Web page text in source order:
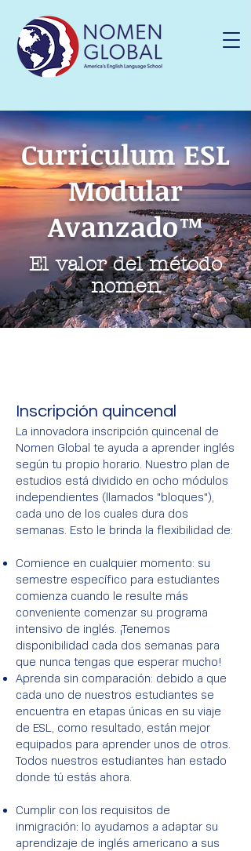
Curriculum ESL
Modular
Avanzado™
El valor del método
nomen
Inscripción quincenal
La innovadora inscripción quincenal de
Nomen Global te ayuda a aprender inglés
según tu propio horario. Nuestro plan de
estudios está dividido en ocho módulos
independientes (llamados "bloques"),
cada uno de los cuales dura dos
semanas. Esto le brinda la flexibilidad de:
Comience en cualquier momento: su
semestre específico para estudiantes
comienza cuando le resulte más
conveniente comenzar su programa
intensivo de inglés. ¡Tenemos
disponibilidad cada dos semanas para
que nunca tengas que esperar mucho!
Aprenda sin comparación: debido a que
cada uno de nuestros estudiantes se
encuentra en etapas únicas en su viaje
de ESL, como resultado, están mejor
equipados para aprender unos de otros.
Todos nuestros estudiantes han estado
donde tú estás ahora.
Cumplir con los requisitos de
inmigración: lo ayudamos a adaptar su
aprendizaje de inglés americano a sus